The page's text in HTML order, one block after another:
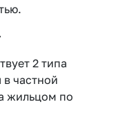
2 типа
частной
жильцом по